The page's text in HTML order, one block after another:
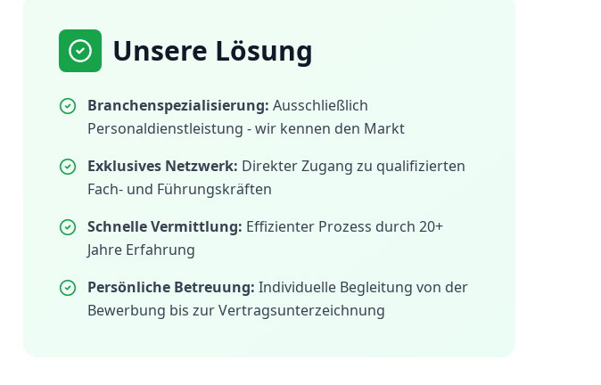
Unsere Lösung
Branchenspezialisierung: Ausschließlich
Personaldienstleistung - wir kennen den Markt
Exklusives Netzwerk: Direkter Zugang zu qualifizierten
Fach- und Führungskräften
Schnelle Vermittlung: Effizienter Prozess durch 20+
Jahre Erfahrung
Persönliche Betreuung: Individuelle Begleitung von der
Bewerbung bis zur Vertragsunterzeichnung